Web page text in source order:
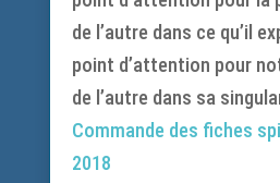
de l’autre dans ce qu’il
point d’attention pour
de l’autre dans sa
Commande des fiches
2018